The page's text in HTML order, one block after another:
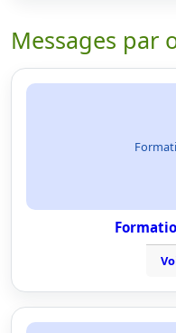
Messages par